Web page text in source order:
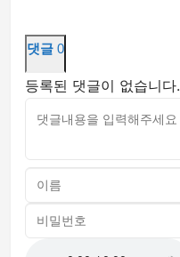
댓글 0
등록된 댓글이 없습니다.